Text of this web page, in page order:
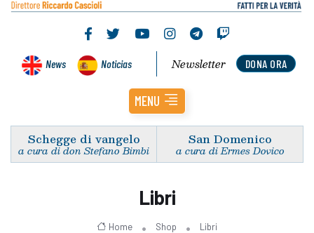
News Noticias DONA ORA
Newsletter
MENU
Schegge di vangelo
a cura di don Stefano Bimbi
San Domenico
a cura di Ermes Dovico
Libri
Home Shop Libri